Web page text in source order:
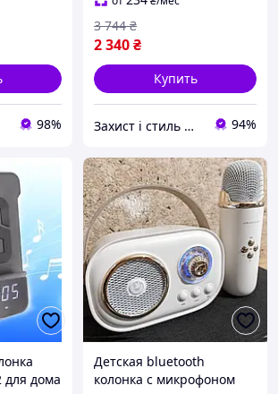
98%
2 340₴
3 744 ₴
Купить
Захист і стиль — в одному магазині 94%
для дома
Детская bluetooth
колонка с микрофоном